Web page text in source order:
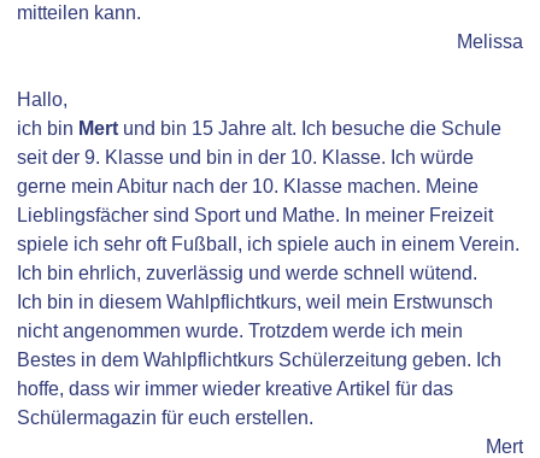
mitteilen kann.
Melissa
Hallo,
ich bin Mert und bin 15 Jahre alt. Ich besuche die Schule
seit der 9. Klasse und bin in der 10. Klasse. Ich würde
gerne mein Abitur nach der 10. Klasse machen. Meine
Lieblingsfächer sind Sport und Mathe. In meiner Freizeit
spiele ich sehr oft Fußball, ich spiele auch in einem Verein.
Ich bin ehrlich, zuverlässig und werde schnell wütend.
Ich bin in diesem Wahlpflichtkurs, weil mein Erstwunsch
nicht angenommen wurde. Trotzdem werde ich mein
Bestes in dem Wahlpflichtkurs Schülerzeitung geben. Ich
hoffe, dass wir immer wieder kreative Artikel für das
Schülermagazin für euch erstellen.
Mert